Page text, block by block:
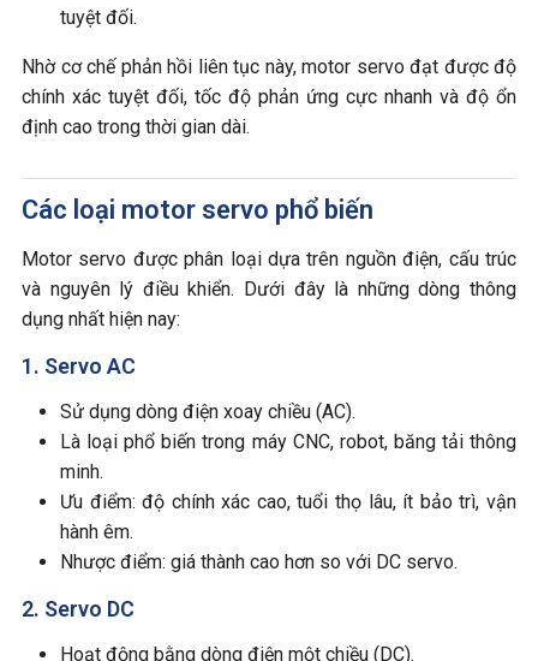
tuyệt đối.
Nhờ cơ chế phản hồi liên tục này, motor servo đạt được độ
chính xác tuyệt đối, tốc độ phản ứng cực nhanh và độ ổn
định cao trong thời gian dài.
Các loại motor servo phổ biến
Motor servo được phân loại dựa trên nguồn điện, cấu trúc
và nguyên lý điều khiển. Dưới đây là những dòng thông
dụng nhất hiện nay:
1. Servo AC
Sử dụng dòng điện xoay chiều (AC).
Là loại phổ biến trong máy CNC, robot, băng tải thông
minh.
Ưu điểm: độ chính xác cao, tuổi thọ lâu, ít bảo trì, vận
hành êm.
Nhược điểm: giá thành cao hơn so với DC servo.
2. Servo DC
Hoạt động bằng dòng điện một chiều (DC).